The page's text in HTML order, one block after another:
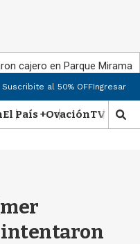
cajero en Parque Miramar
Suscribite al 50% OFFIngresar
El País +OvaciónTV Show
M
o
intentaron